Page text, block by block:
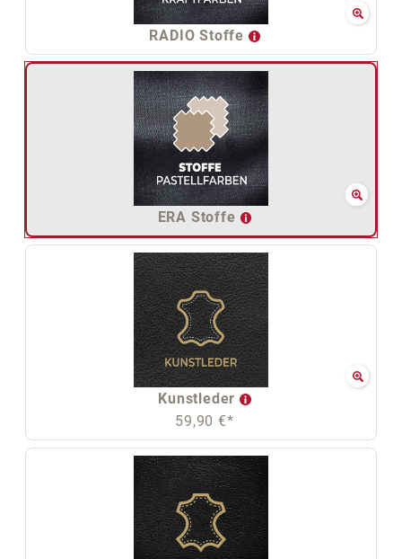
RADIO Stoffe
ERA Stoffe
Kunstleder
59,90 €*